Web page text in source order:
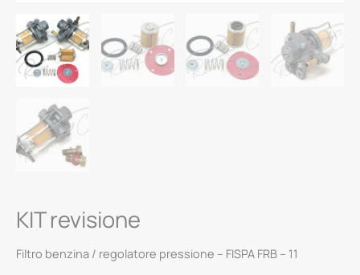
KIT revisione
Filtro benzina / regolatore pressione – FISPA FRB – 11